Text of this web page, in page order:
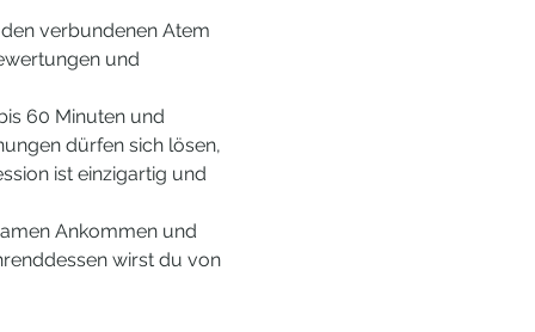
verbundenen Atem
und
60 Minuten und
dürfen sich lösen,
ist einzigartig und
Ankommen und
wirst du von